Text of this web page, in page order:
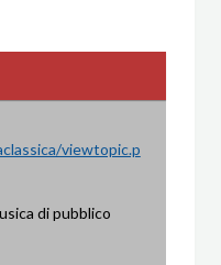
viewtopic.p
di pubblico